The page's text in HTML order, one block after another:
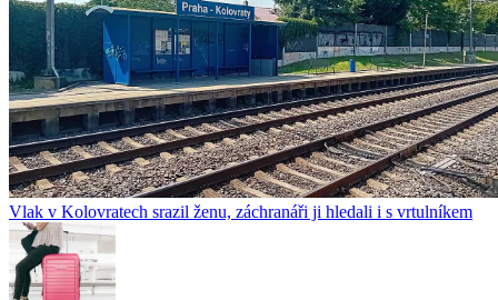
Vlak v Kolovratech srazil ženu, záchranáři ji hledali i s vrtulníkem